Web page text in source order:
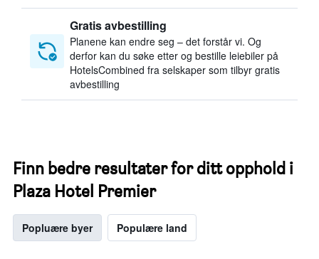
Gratis avbestilling
Planene kan endre seg – det forstår vi. Og
derfor kan du søke etter og bestille leiebiler på
HotelsCombined fra selskaper som tilbyr gratis
avbestilling
Finn bedre resultater for ditt opphold i
Plaza Hotel Premier
Popluære byer Populære land